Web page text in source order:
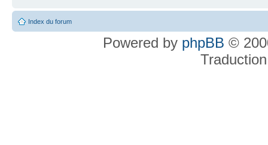
Index du forum
Powered by phpBB ©